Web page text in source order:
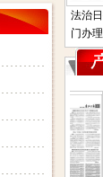
法治
门办